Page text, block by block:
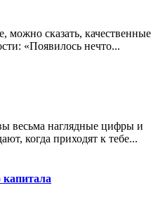
сказать, качественные
«Появилось нечто...
весьма наглядные цифры и
когда приходят к тебе...
капитала